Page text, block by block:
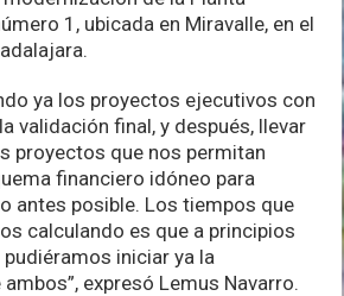
1, ubicada en Miravalle, en el
ya los proyectos ejecutivos con
validación final, y después, llevar
proyectos que nos permitan
financiero idóneo para
antes posible. Los tiempos que
calculando es que a principios
iniciar ya la
expresó Lemus Navarro.